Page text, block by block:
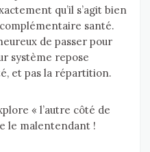
qu’il s’agit bien
santé.
de passer pour
système repose
et pas la répartition.
« l’autre côté de
le malentendant !